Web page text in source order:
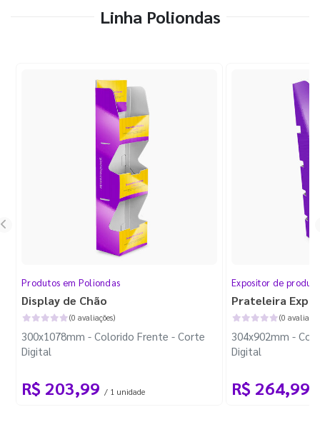
Linha Poliondas
Produtos em Poliondas
Display de Chão
(0 avaliações)
300x1078mm - Colorido Frente - Corte
Digital
R$ 203,99 / 1 unidade
Expositor de
Prateleira
(0
304x902mm -
Digital
R$ 264,99